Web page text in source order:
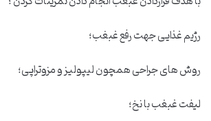
رژیم غذایی جهت رفع غبغب؛
روش ‌های جراحی همچون لیپولیز و مزوتراپی؛
لیفت غبغب با نخ؛